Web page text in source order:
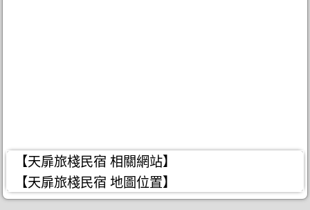
【天扉旅棧民宿 相關網站】
【天扉旅棧民宿 地圖位置】